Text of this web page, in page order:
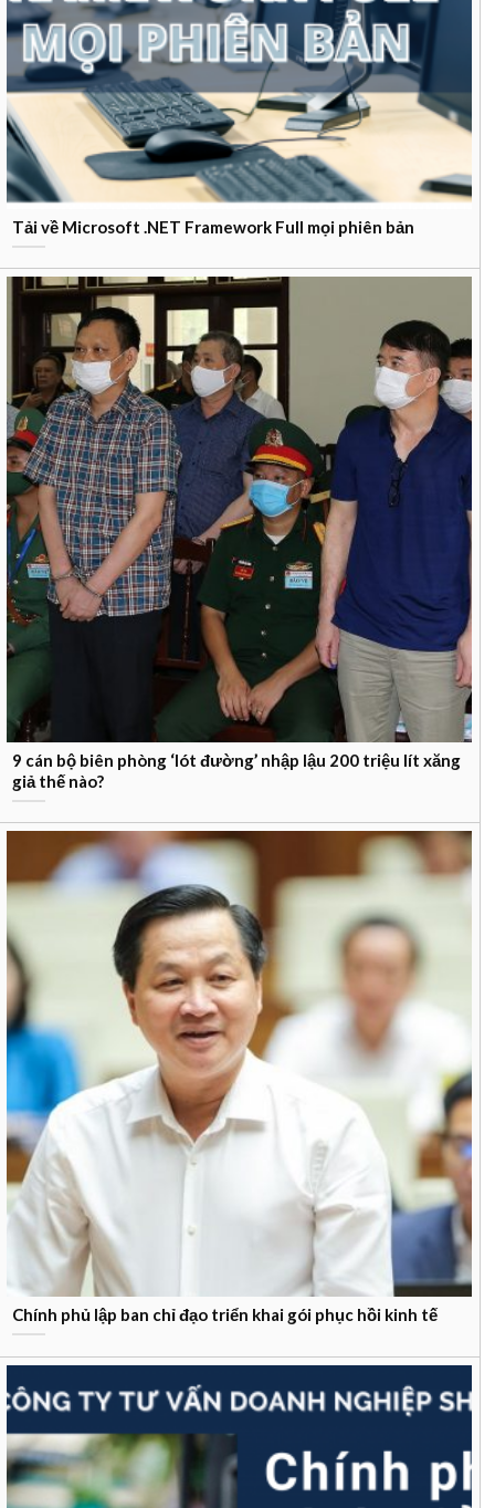
Tải về Microsoft .NET Framework Full mọi phiên bản
9 cán bộ biên phòng ‘lót đường’ nhập lậu 200 triệu lít xăng
giả thế nào?
Chính phủ lập ban chỉ đạo triển khai gói phục hồi kinh tế